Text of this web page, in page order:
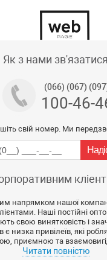
Як з нами зв'язатися
(066) (067)
100-46-
свій номер. Ми
напрямком нашої
Наші постійні
свою винятковість і
є низка привілеїв, які
приємною та
Читати повністю